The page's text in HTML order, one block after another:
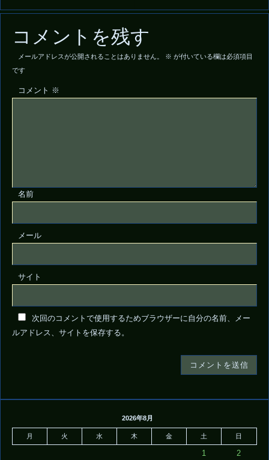
コメントを残す
メールアドレスが公開されることはありません。 ※ が付いている欄は必須項目
です
コメント ※
名前
メール
サイト
次回のコメントで使用するためブラウザーに自分の名前、メー
ルアドレス、サイトを保存する。
2026年8月
月 火 水 木 金 土 日
1 2